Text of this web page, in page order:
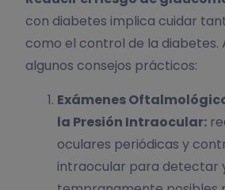
con diabetes implica cuidar
como el control de la diabetes.
algunos consejos prácticos:
Exámenes
la Presión Intraocular:
oculares periódicas y
intraocular para detectar